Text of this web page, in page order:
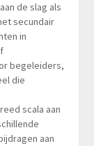
de slag als
secundair
in
begeleiders,
die
scala aan
aan